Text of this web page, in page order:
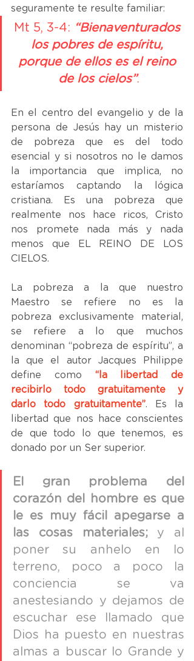
seguramente te resulte familiar:
Mt 5, 3-4: “Bienaventurados
los pobres de espíritu,
porque de ellos es el reino
de los cielos”.
En el centro del evangelio y de la
persona de Jesús hay un misterio
de pobreza que es del todo
esencial y si nosotros no le damos
la importancia que implica, no
estaríamos captando la lógica
cristiana. Es una pobreza que
realmente nos hace ricos, Cristo
nos promete nada más y nada
menos que EL REINO DE LOS
CIELOS.
La pobreza a la que nuestro
Maestro se refiere no es la
pobreza exclusivamente material,
se refiere a lo que muchos
denominan “pobreza de espíritu”, a
la que el autor Jacques Philippe
define como “la libertad de
recibirlo todo gratuitamente y
darlo todo gratuitamente”. Es la
libertad que nos hace conscientes
de que todo lo que tenemos, es
donado por un Ser superior.
El gran problema del
corazón del hombre es que
le es muy fácil apegarse a
las cosas materiales; y al
poner su anhelo en lo
terreno, poco a poco la
conciencia se va
anestesiando y dejamos de
escuchar ese llamado que
Dios ha puesto en nuestras
almas a buscar lo Grande y